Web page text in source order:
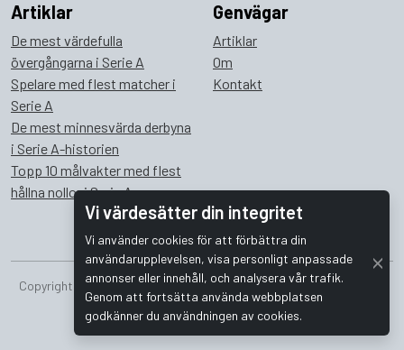
Vi värdesätter din integritet
Vi använder cookies för att förbättra din
användarupplevelsen, visa personligt anpassade
annonser eller innehåll, och analysera vår trafik.
Genom att fortsätta använda webbplatsen
godkänner du användningen av cookies.
Artiklar
De mest värdefulla
övergångarna i Serie A
Spelare med flest matcher i
Serie A
De mest minnesvärda derbyna
i Serie A-historien
Topp 10 målvakter med flest
hållna nollor i Serie A
Genvägar
Artiklar
Om
Kontakt
Copyright © 2026 Bombus Interactive i Sverige AB. Alla rättigheter
förbehållna.